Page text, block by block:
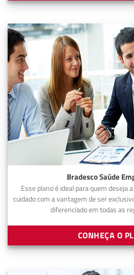
Bradesco Saúde
Esse plano é ideal para quem deseja
cuidado com a vantagem de ser
diferenciado em todas as
CONHEÇA O